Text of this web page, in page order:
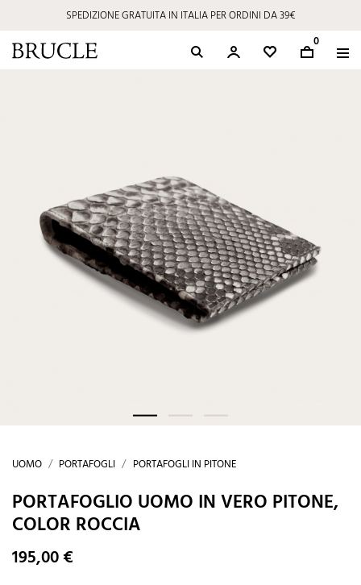
SPEDIZIONE GRATUITA IN ITALIA PER ORDINI DA 39€
0
UOMO PORTAFOGLI PORTAFOGLI IN PITONE
PORTAFOGLIO UOMO IN VERO PITONE,
COLOR ROCCIA
195,00 €